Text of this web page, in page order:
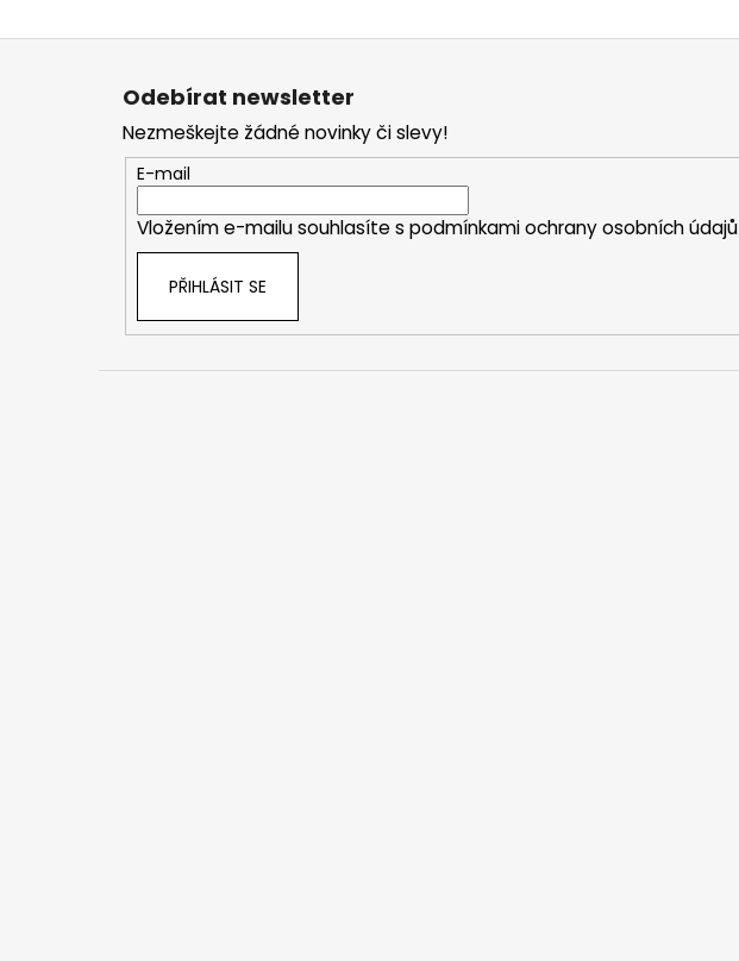
Z
Odebírat newsletter
Nezmeškejte žádné novinky či slevy!
E-mail
Vložením e-mailu souhlasíte s podmínkami ochrany osobních údajů
PŘIHLÁSIT SE